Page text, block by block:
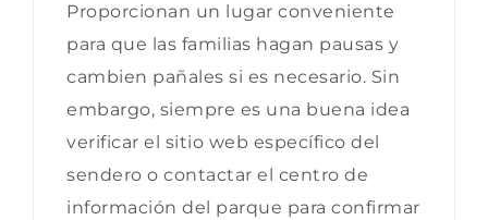
Proporcionan un lugar conveniente
para que las familias hagan pausas y
cambien pañales si es necesario. Sin
embargo, siempre es una buena idea
verificar el sitio web específico del
sendero o contactar el centro de
información del parque para confirmar